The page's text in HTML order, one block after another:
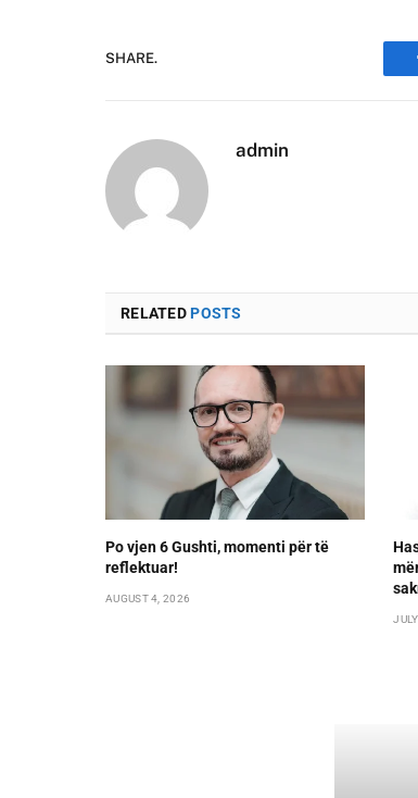
SHARE.
admin
RELATEDPOSTS
Po vjen 6 Gushti, momenti për të
reflektuar!
AUGUST 4, 2026